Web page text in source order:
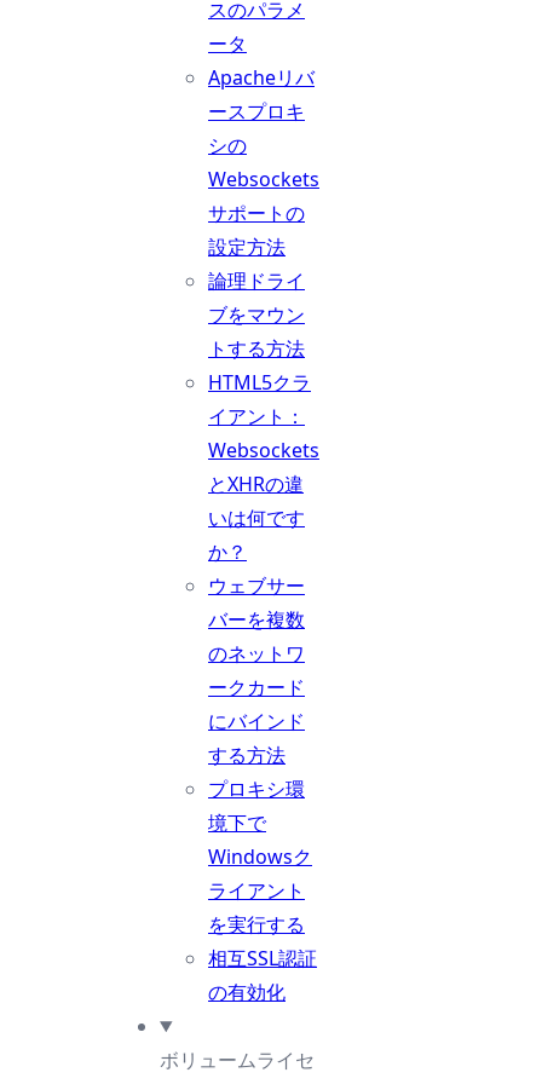
スのパラメ
ータ
Apacheリバ
ースプロキ
シの
Websockets
サポートの
設定方法
論理ドライ
ブをマウン
トする方法
HTML5クラ
イアント：
Websockets
とXHRの違
いは何です
か？
ウェブサー
バーを複数
のネットワ
ークカード
にバインド
する方法
プロキシ環
境下で
Windowsク
ライアント
を実行する
相互SSL認証
の有効化
ボリュームライセ